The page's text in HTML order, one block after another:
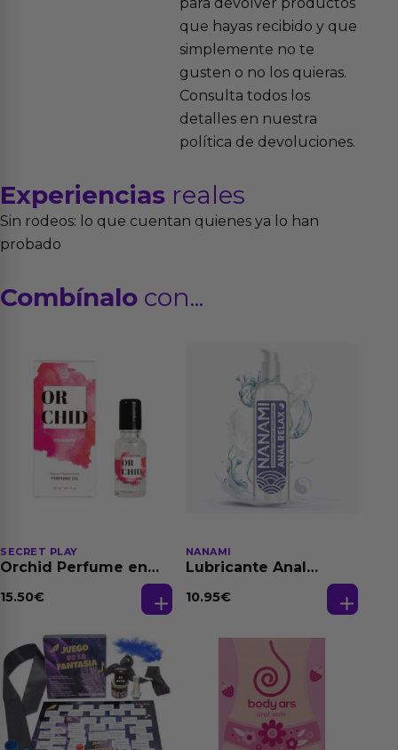
que hayas recibido y que
simplemente no te
gusten o no los quieras.
Consulta todos los
detalles en nuestra
política de devoluciones.
Experiencias reales
Sin rodeos: lo que cuentan quienes ya lo han
probado
Combínalo con...
SECRET PLAY
Orchid Perfume en
Feromonas 20 ml
15.50€
NANAMI
Lubricante Anal
Dilatación Base Agua
10.95€